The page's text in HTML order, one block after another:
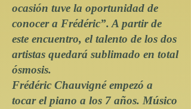
ocasión tuve la oportunidad de
conocer a Frédéric”. A partir de
este encuentro, el talento de los dos
artistas quedará sublimado en total
ósmosis.
Frédéric Chauvigné empezó a
tocar el piano a los 7 años. Músico